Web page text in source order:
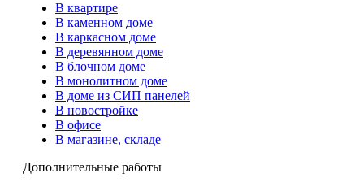
В квартире
В каменном доме
В каркасном доме
В деревянном доме
В блочном доме
В монолитном доме
В доме из СИП панелей
В новостройке
В офисе
В магазине, складе
Дополнительные работы